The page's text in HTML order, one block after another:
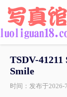
TSDV-
Smile
时间：发布于2026-